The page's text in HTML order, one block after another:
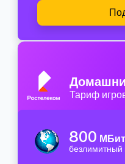
Тариф
800 МБит
безлимитный